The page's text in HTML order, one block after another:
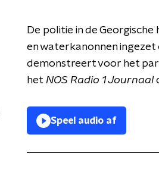
De politie in de
en waterkanonnen
demonstreert voor het
het NOS Radio 1 Journaal
Speel audio af